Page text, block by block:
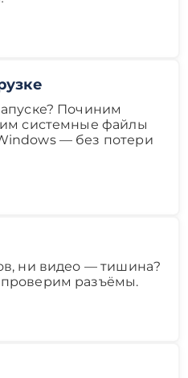
Починим
системные файлы
— без потери
ни видео — тишина?
разъёмы.